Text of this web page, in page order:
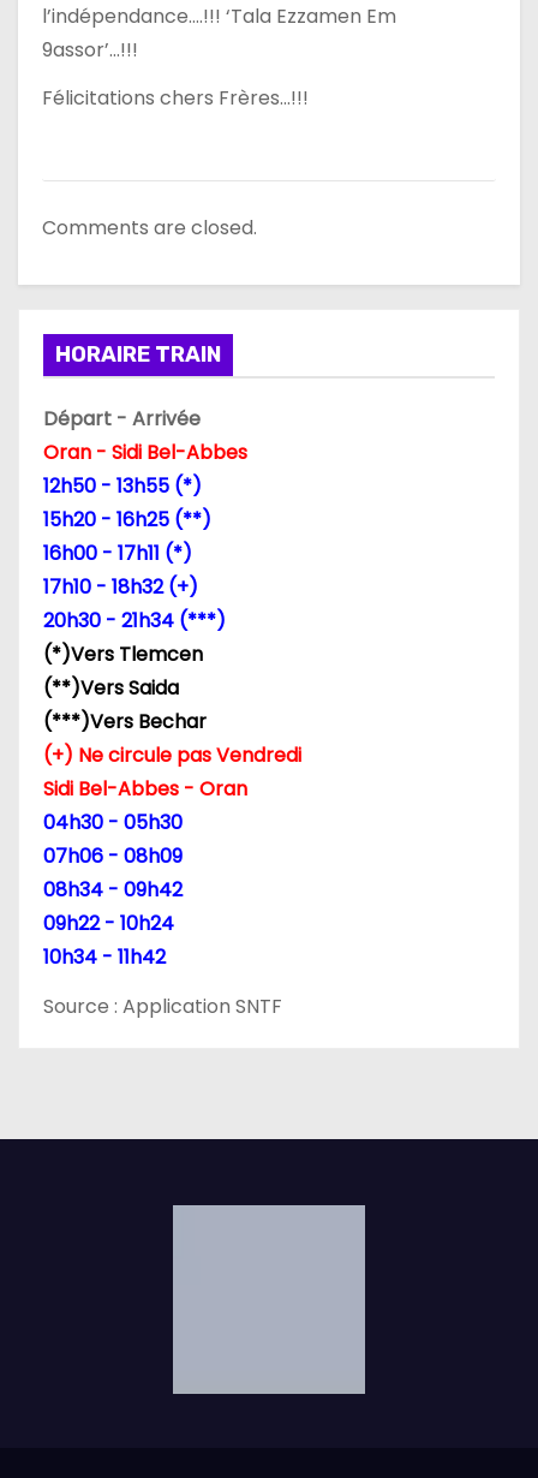
l’indépendance….!!! ‘Tala Ezzamen Em
9assor’…!!!
Félicitations chers Frères…!!!
Comments are closed.
HORAIRE TRAIN
Départ - Arrivée
Oran - Sidi Bel-Abbes
12h50 - 13h55 (*)
15h20 - 16h25 (**)
16h00 - 17h11 (*)
17h10 - 18h32 (+)
20h30 - 21h34 (***)
(*)Vers Tlemcen
(**)Vers Saida
(***)Vers Bechar
(+) Ne circule pas Vendredi
Sidi Bel-Abbes - Oran
04h30 - 05h30
07h06 - 08h09
08h34 - 09h42
09h22 - 10h24
10h34 - 11h42
Source : Application SNTF